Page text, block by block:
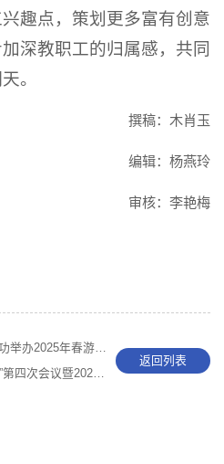
趣点，策划更多富有创意
深教职工的归属感，共同
。
撰稿：木肖玉
编辑：杨燕玲
审核：李艳梅
办2025年春游活动
暨2024年度工作总结会
返回列表